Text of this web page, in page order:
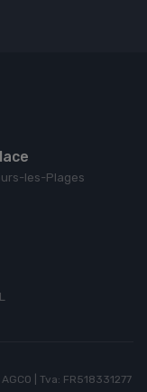
les-Plages
| Tva: FR518331277